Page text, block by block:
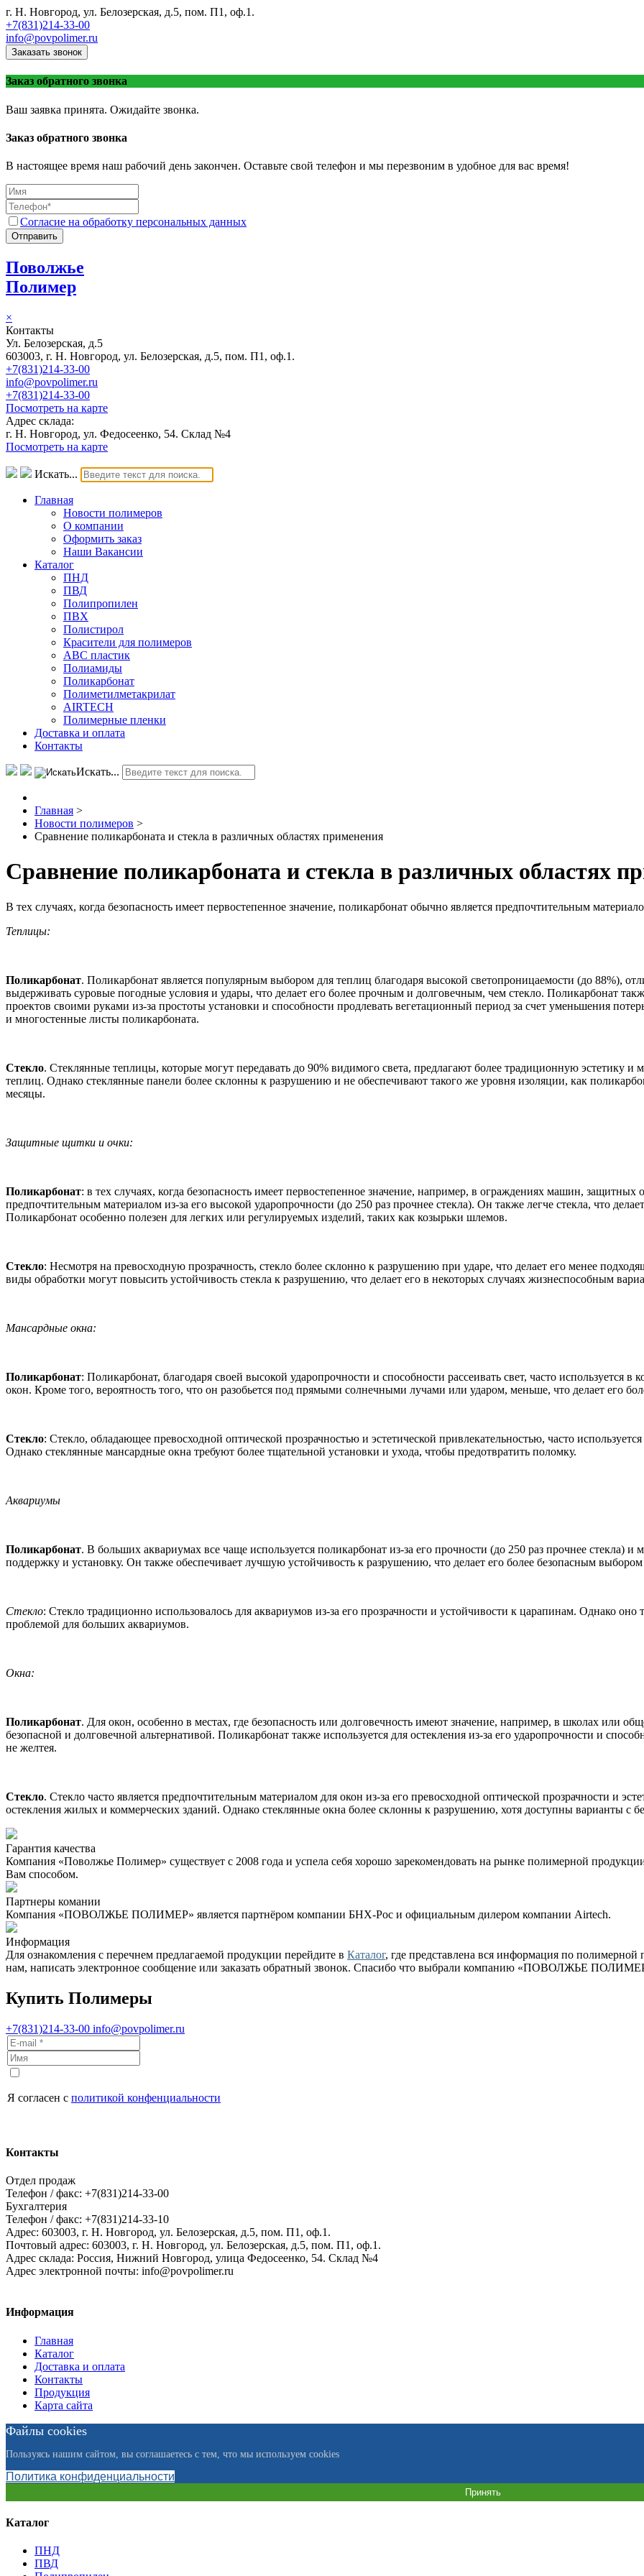
г. Н. Новгород, ул. Белозерская, д.5, пом. П1, оф.1.
+7(831)214-33-00
info@povpolimer.ru
Заказать звонок
Заказ обратного звонка
Ваш заявка принята. Ожидайте звонка.
Заказ обратного звонка
В настоящее время наш рабочий день закончен. Оставьте свой телефон и мы перезвоним в удобное для вас время!
Согласие на обработку персональных данных
Отправить
Поволжье
Полимер
×
Контакты
Ул. Белозерская, д.5
603003, г. Н. Новгород, ул. Белозерская, д.5, пом. П1, оф.1.
+7(831)214-33-00
info@povpolimer.ru
+7(831)214-33-00
Посмотреть на карте
Адрес склада:
г. Н. Новгород, ул. Федосеенко, 54. Склад №4
Посмотреть на карте
Искать...
Главная
Новости полимеров
О компании
Оформить заказ
Наши Вакансии
Каталог
ПНД
ПВД
Полипропилен
ПВХ
Полистирол
Красители для полимеров
АВС пластик
Полиамиды
Поликарбонат
Полиметилметакрилат
AIRTECH
Полимерные пленки
Доставка и оплата
Контакты
Искать...
Главная >
Новости полимеров >
Сравнение поликарбоната и стекла в различных областях применения
Сравнение поликарбоната и стекла в различных областях
В тех случаях, когда безопасность имеет первостепенное значение, поликарбонат обычно является предпочтительным
Теплицы:
Поликарбонат. Поликарбонат является популярным выбором для теплиц благодаря высокой светопроницаемости (до 88%),
выдерживать суровые погодные условия и удары, что делает его более прочным и долговечным, чем стекло. Поликарбонат
проектов своими руками из-за простоты установки и способности продлевать вегетационный период за счет уменьшения
и многостенные листы поликарбоната.
Стекло. Стеклянные теплицы, которые могут передавать до 90% видимого света, предлагают более традиционную эстетику
теплиц. Однако стеклянные панели более склонны к разрушению и не обеспечивают такого же уровня изоляции, как
месяцы.
Защитные щитки и очки:
Поликарбонат: в тех случаях, когда безопасность имеет первостепенное значение, например, в ограждениях машин, защитных
предпочтительным материалом из-за его высокой ударопрочности (до 250 раз прочнее стекла). Он также легче стекла, что
Поликарбонат особенно полезен для легких или регулируемых изделий, таких как козырьки шлемов.
Стекло: Несмотря на превосходную прозрачность, стекло более склонно к разрушению при ударе, что делает его менее
виды обработки могут повысить устойчивость стекла к разрушению, что делает его в некоторых случаях жизнеспособным
Мансардные окна:
Поликарбонат: Поликарбонат, благодаря своей высокой ударопрочности и способности рассеивать свет, часто
окон. Кроме того, вероятность того, что он разобьется под прямыми солнечными лучами или ударом, меньше, что делает его
Стекло: Стекло, обладающее превосходной оптической прозрачностью и эстетической привлекательностью, часто
Однако стеклянные мансардные окна требуют более тщательной установки и ухода, чтобы предотвратить поломку.
Аквариумы
Поликарбонат. В больших аквариумах все чаще используется поликарбонат из-за его прочности (до 250 раз прочнее стекла) и
поддержку и установку. Он также обеспечивает лучшую устойчивость к разрушению, что делает его более безопасным
Стекло: Стекло традиционно использовалось для аквариумов из-за его прозрачности и устойчивости к царапинам. Однако
проблемой для больших аквариумов.
Окна:
Поликарбонат. Для окон, особенно в местах, где безопасность или долговечность имеют значение, например, в школах или
безопасной и долговечной альтернативой. Поликарбонат также используется для остекления из-за его ударопрочности и
не желтея.
Стекло. Стекло часто является предпочтительным материалом для окон из-за его превосходной оптической прозрачности и
остекления жилых и коммерческих зданий. Однако стеклянные окна более склонны к разрушению, хотя доступны варианты с
Гарантия качества
Компания «Поволжье Полимер» существует с 2008 года и успела себя хорошо зарекомендовать на рынке полимерной
Вам способом.
Партнеры комании
Компания «ПОВОЛЖЬЕ ПОЛИМЕР» является партнёром компании БНХ-Рос и официальным дилером компании Airtech.
Информация
Для ознакомления с перечнем предлагаемой продукции перейдите в Каталог, где представлена вся информация по
нам, написать электронное сообщение или заказать обратный звонок. Спасибо что выбрали компанию «ПОВОЛЖЬЕ
Купить Полимеры
+7(831)214-33-00 info@povpolimer.ru
Я согласен с политикой конфенциальности
Контакты
Отдел продаж
Телефон / факс: +7(831)214-33-00
Бухгалтерия
Телефон / факс: +7(831)214-33-10
Адрес: 603003, г. Н. Новгород, ул. Белозерская, д.5, пом. П1, оф.1.
Почтовый адрес: 603003, г. Н. Новгород, ул. Белозерская, д.5, пом. П1, оф.1.
Адрес склада: Россия, Нижний Новгород, улица Федосеенко, 54. Склад №4
Адрес электронной почты: info@povpolimer.ru
Информация
Главная
Каталог
Доставка и оплата
Контакты
Продукция
Карта сайта
Файлы cookies
Пользуясь нашим сайтом, вы соглашаетесь с тем, что мы используем cookies
Политика конфиденциальности
Принять
Каталог
ПНД
ПВД